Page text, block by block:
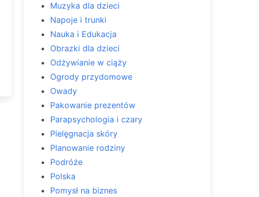
Muzyka dla dzieci
Napoje i trunki
Nauka i Edukacja
Obrazki dla dzieci
Odżywianie w ciąży
Ogrody przydomowe
Owady
Pakowanie prezentów
Parapsychologia i czary
Pielęgnacja skóry
Planowanie rodziny
Podróże
Polska
Pomysł na biznes